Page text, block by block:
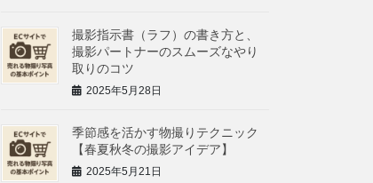
撮影指示書（ラフ）の書き方と、
撮影パートナーのスムーズなやり
取りのコツ
2025年5月28日
季節感を活かす物撮りテクニック
【春夏秋冬の撮影アイデア】
2025年5月21日